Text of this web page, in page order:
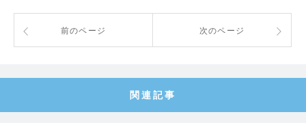
前のページ 次のページ
関連記事